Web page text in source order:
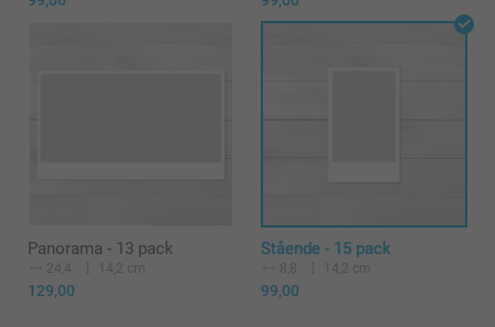
Panorama - 13 pack
24,4 14,2 cm
129,00
Stående - 15 pack
8,8 14,2 cm
99,00